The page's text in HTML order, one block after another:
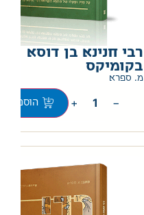
רבי חנינא בן דוסא
בקומיקס
מ. ספרא
−
+ הוספה